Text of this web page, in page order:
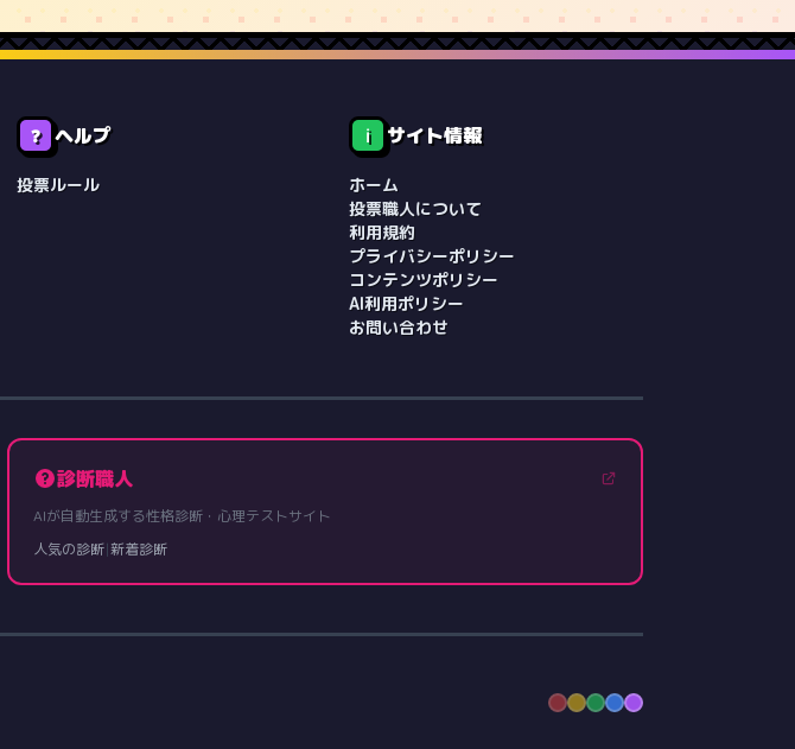
❓ ヘルプ
投票ルール
ℹ️ サイト情報
ホーム
投票職人について
利用規約
プライバシーポリシー
コンテンツポリシー
AI利用ポリシー
お問い合わせ
診断職人
AIが自動生成する性格診断・心理テストサイト
人気の診断|新着診断